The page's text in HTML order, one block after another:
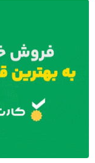
ورود
خوراک ورودی‌ها
خوراک دیدگاه‌ها
وردپرس
by
TieLabs